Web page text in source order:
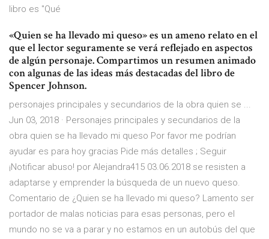
libro es "Qué
«Quien se ha llevado mi queso» es un ameno relato en el
que el lector seguramente se verá reflejado en aspectos
de algún personaje. Compartimos un resumen animado
con algunas de las ideas más destacadas del libro de
Spencer Johnson.
personajes principales y secundarios de la obra quien se ...
Jun 03, 2018 · Personajes principales y secundarios de la
obra quien se ha llevado mi queso Por favor me podrían
ayudar es para hoy gracias Pide más detalles ; Seguir
¡Notificar abuso! por Alejandra415 03.06.2018 se resisten a
adaptarse y emprender la búsqueda de un nuevo queso.
Comentario de ¿Quien se ha llevado mi queso? Lamento ser
portador de malas noticias para esas personas, pero el
mundo no se va a parar y no estamos en un autobús del que